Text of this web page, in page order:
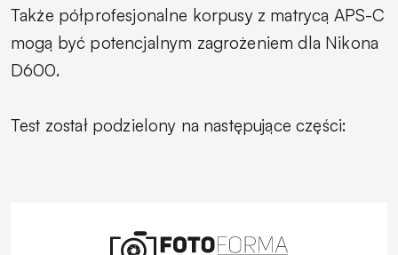
Także półprofesjonalne korpusy z matrycą APS-C
mogą być potencjalnym zagrożeniem dla Nikona
D600.
Test został podzielony na następujące części: